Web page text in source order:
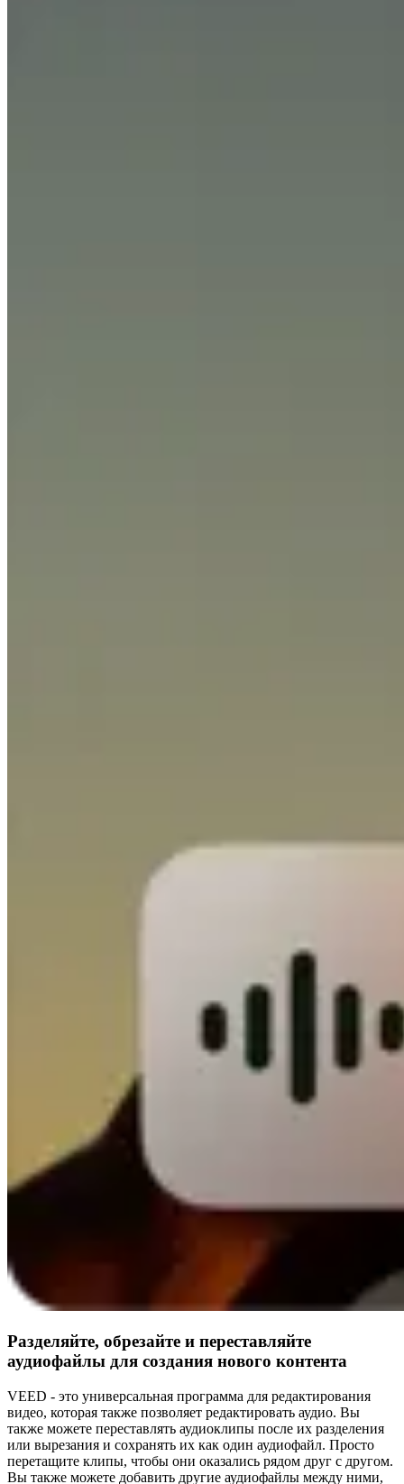
Разделяйте, обрезайте и переставляйте
аудиофайлы для создания нового контента
VEED - это универсальная программа для редактирования
видео, которая также позволяет редактировать аудио. Вы
также можете переставлять аудиоклипы после их разделения
или вырезания и сохранять их как один аудиофайл. Просто
перетащите клипы, чтобы они оказались рядом друг с другом.
Вы также можете добавить другие аудиофайлы между ними,